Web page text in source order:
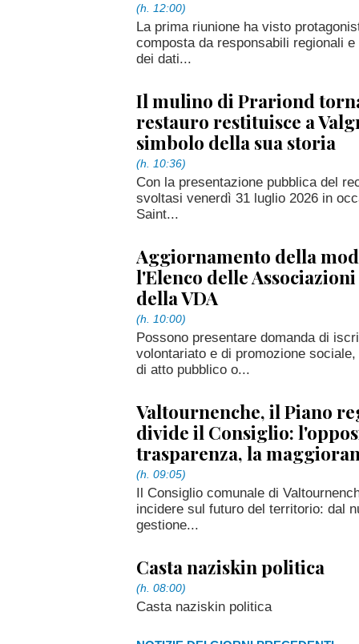
(h. 12:00)
La prima riunione ha visto
composta da responsabili regionali
dei dati...
Il mulino di Prariond
restauro restituisce a
simbolo della sua storia
(h. 10:36)
Con la presentazione pubblica del
svoltasi venerdì 31 luglio 2026 in
Saint...
Aggiornamento della
l'Elenco delle
della VDA
(h. 10:00)
Possono presentare domanda di
volontariato e di promozione
di atto pubblico o...
Valtournenche, il Piano
divide il Consiglio:
trasparenza, la
(h. 09:05)
Il Consiglio comunale di
incidere sul futuro del territorio: dal
gestione...
Casta naziskin politica
(h. 08:00)
Casta naziskin politica